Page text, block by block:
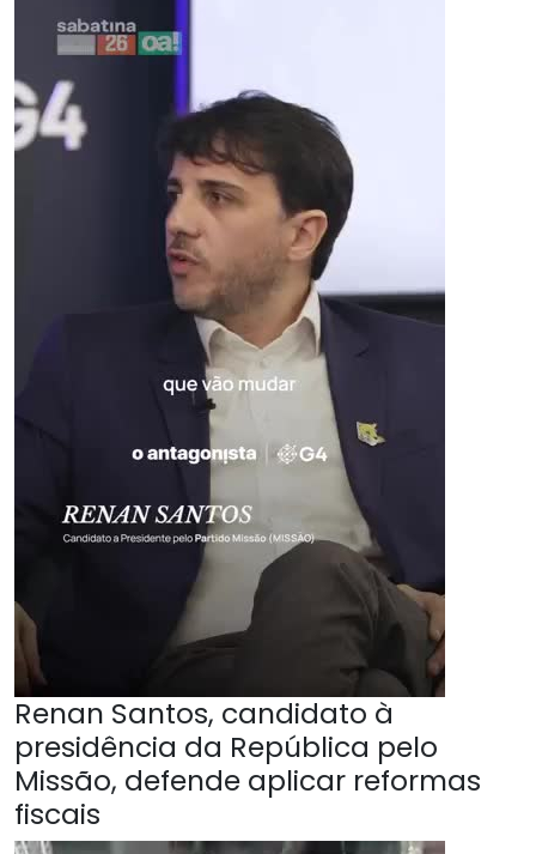
Renan Santos, candidato à
presidência da República pelo
Missão, defende aplicar reformas
fiscais